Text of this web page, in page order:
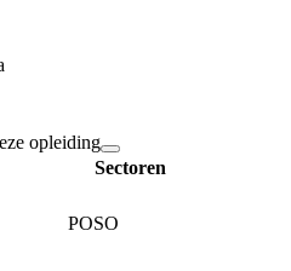
opleiding
Sectoren
POSO